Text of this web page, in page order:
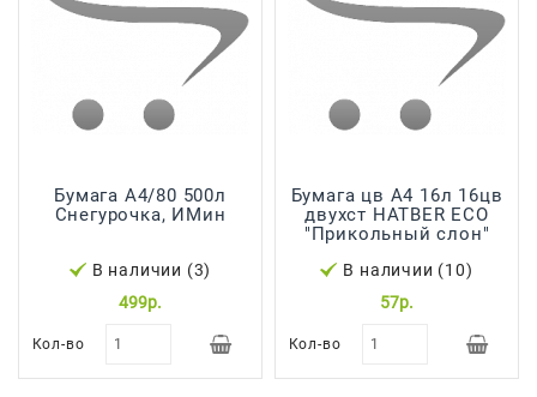
Средства
Посудомоечных
Средства
Вредителей
Уход За
Бумага А4/80 500л
Снегурочка, ИМин
В наличии (3)
499р.
Кол-во
Бумага цв А4 16л 16цв
двухст HATBER ECO
"Прикольный слон"
В наличии (10)
57р.
Кол-во